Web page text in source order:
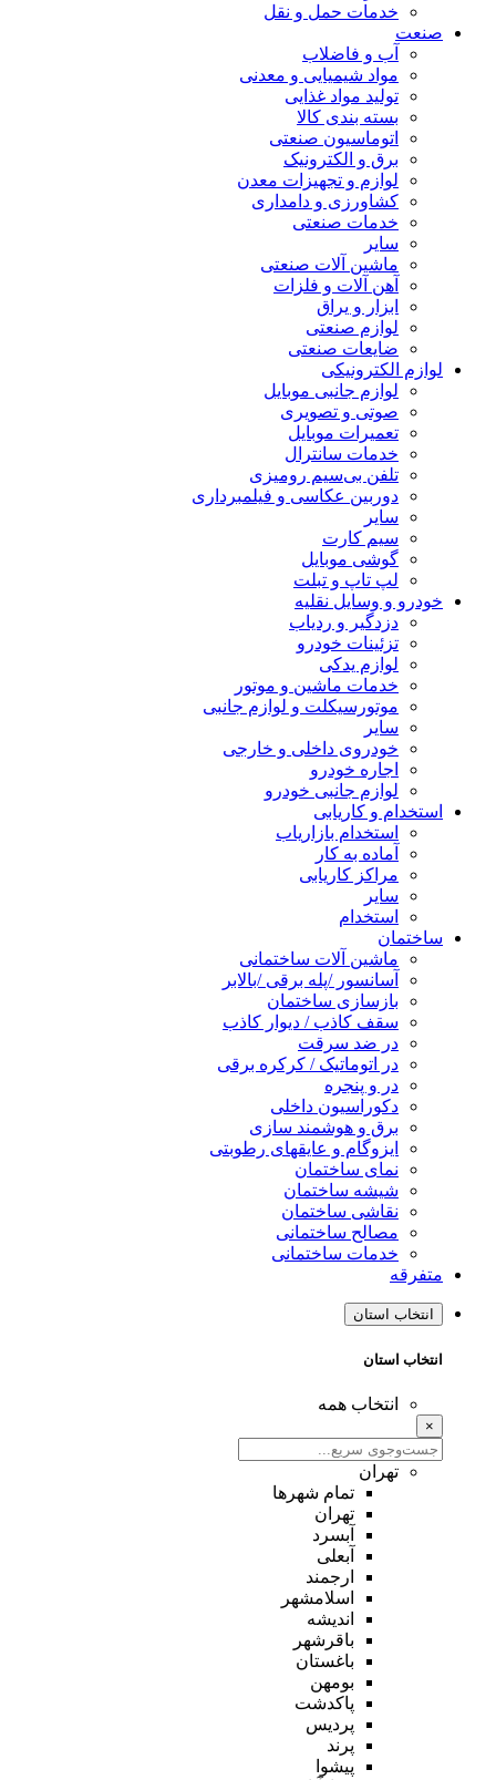
خدمات حمل و نقل
صنعت
آب و فاضلاب
مواد شیمیایی و معدنی
تولید مواد غذایی
بسته بندی کالا
اتوماسیون صنعتی
برق و الکترونیک
لوازم و تجهیزات معدن
کشاورزی و دامداری
خدمات صنعتی
سایر
ماشین آلات صنعتی
آهن آلات و فلزات
ابزار و یراق
لوازم صنعتی
ضایعات صنعتی
لوازم الکترونیکی
لوازم جانبی موبایل
صوتی و تصویری
تعمیرات موبایل
خدمات سانترال
تلفن بی‌سیم رومیزی
دوربین عکاسی و فیلمبرداری
سایر
سیم کارت
گوشی موبایل
لپ تاپ و تبلت
خودرو و وسایل نقلیه
دزدگیر و ردیاب
تزئینات خودرو
لوازم یدکی
خدمات ماشین و موتور
موتورسیکلت و لوازم جانبی
سایر
خودروی داخلی و خارجی
اجاره خودرو
لوازم جانبی خودرو
استخدام و کاریابی
استخدام بازاریاب
آماده به کار
مراکز کاریابی
سایر
استخدام
ساختمان
ماشین آلات ساختمانی
آسانسور /پله برقی /بالابر
بازسازی ساختمان
سقف کاذب / دیوار کاذب
در ضد سرقت
در اتوماتیک / کرکره برقی
در و پنجره
دکوراسیون داخلی
برق و هوشمند سازی
ایزوگام و عایقهای رطوبتی
نمای ساختمان
شیشه ساختمان
نقاشی ساختمان
مصالح ساختمانی
خدمات ساختمانی
متفرقه
انتخاب استان
انتخاب استان
انتخاب همه
×
تهران
تمام شهر‌ها
تهران
آبسرد
آبعلی
ارجمند
اسلامشهر
اندیشه
باقرشهر
باغستان
بومهن
پاکدشت
پردیس
پرند
پیشوا